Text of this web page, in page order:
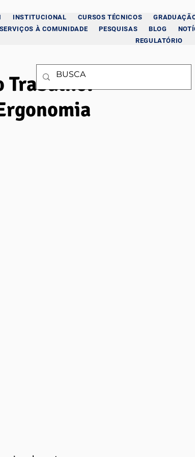
INSTITUCIONAL CURSOS TÉCNICOS
À COMUNIDADE
PESQUISAS BLOG
REGULATÓRIO
Trabalho: